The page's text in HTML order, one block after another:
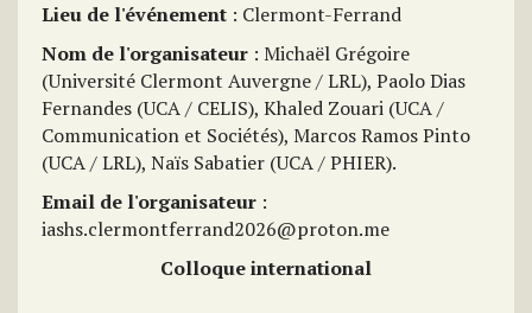
Lieu de l'événement : Clermont-Ferrand
Nom de l'organisateur : Michaël Grégoire
(Université Clermont Auvergne / LRL), Paolo Dias
Fernandes (UCA / CELIS), Khaled Zouari (UCA /
Communication et Sociétés), Marcos Ramos Pinto
(UCA / LRL), Naïs Sabatier (UCA / PHIER).
Email de l'organisateur :
iashs.clermontferrand2026@proton.me
Colloque international